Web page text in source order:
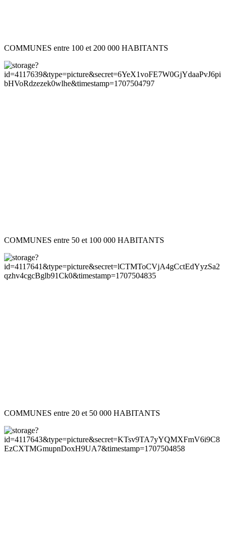
COMMUNES entre 100 et 200 000 HABITANTS
COMMUNES entre 50 et 100 000 HABITANTS
COMMUNES entre 20 et 50 000 HABITANTS